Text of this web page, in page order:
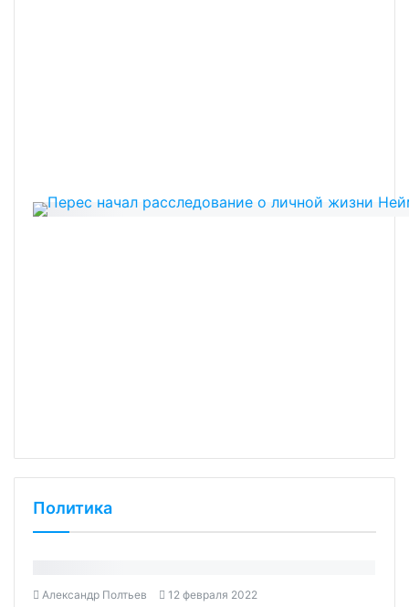
Политика
Александр Полтьев 12 февраля 2022